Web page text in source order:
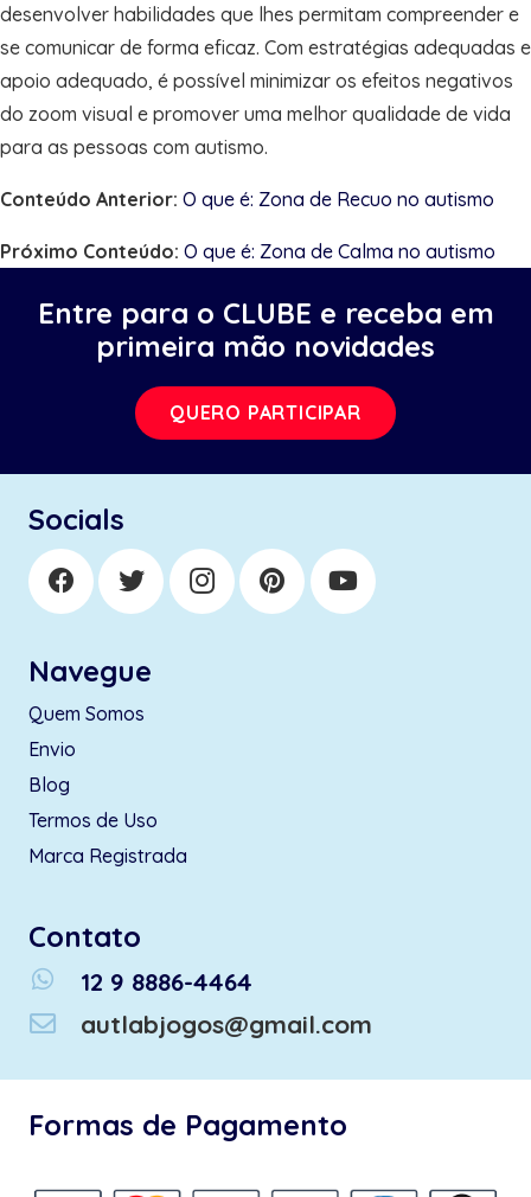
desenvolver habilidades que lhes permitam compreender e
se comunicar de forma eficaz. Com estratégias adequadas e
apoio adequado, é possível minimizar os efeitos negativos
do zoom visual e promover uma melhor qualidade de vida
para as pessoas com autismo.
Conteúdo Anterior: O que é: Zona de Recuo no autismo
Próximo Conteúdo: O que é: Zona de Calma no autismo
Entre para o CLUBE e receba em
primeira mão novidades
QUERO PARTICIPAR
Socials
Navegue
Quem Somos
Envio
Blog
Termos de Uso
Marca Registrada
Contato
whatsapp
12 9 8886-4464
autlabjogos@gmail.com
Formas de Pagamento